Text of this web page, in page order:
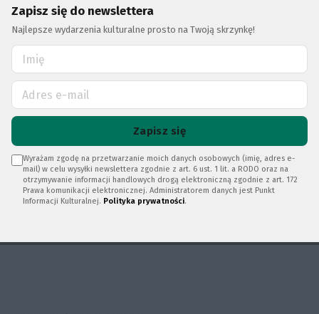
Zapisz się do newslettera
Najlepsze wydarzenia kulturalne prosto na Twoją skrzynkę!
Zapisz się
Wyrażam zgodę na przetwarzanie moich danych osobowych (imię, adres e-
mail) w celu wysyłki newslettera zgodnie z art. 6 ust. 1 lit. a RODO oraz na
otrzymywanie informacji handlowych drogą elektroniczną zgodnie z art. 172
Prawa komunikacji elektronicznej. Administratorem danych jest Punkt
Informacji Kulturalnej. Polityka prywatności.